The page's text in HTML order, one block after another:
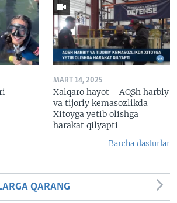
MART 14, 2025
Xalqaro hayot - AQSh harbiy
va tijoriy kemasozlikda
Xitoyga yetib olishga
harakat qilyapti
Barcha dasturlar
QARANG